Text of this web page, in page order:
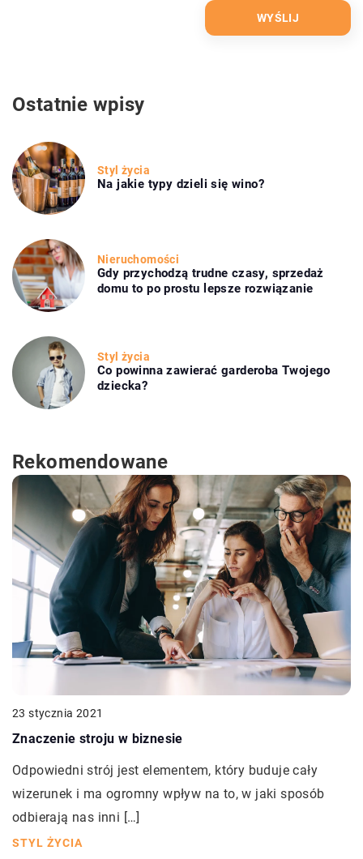
Ostatnie wpisy
Styl życia
Na jakie typy dzieli się wino?
Nieruchomości
Gdy przychodzą trudne czasy, sprzedaż
domu to po prostu lepsze rozwiązanie
Styl życia
Co powinna zawierać garderoba Twojego
dziecka?
Rekomendowane
23 stycznia 2021
Znaczenie stroju w biznesie
Odpowiedni strój jest elementem, który buduje cały
wizerunek i ma ogromny wpływ na to, w jaki sposób
odbierają nas inni […]
STYL ŻYCIA